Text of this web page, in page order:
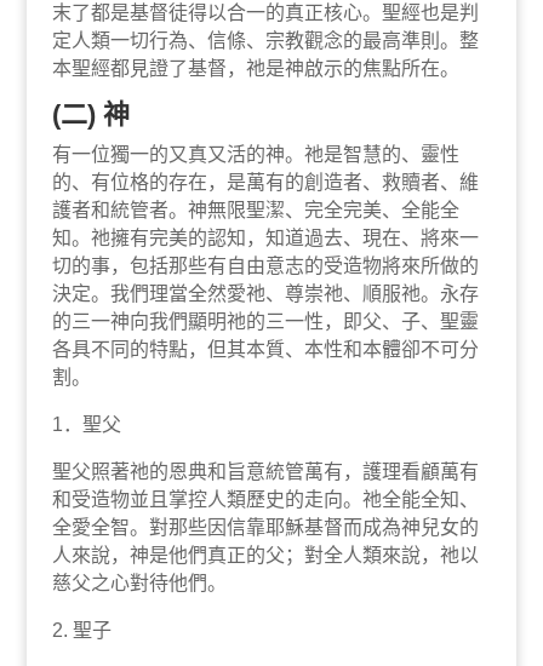
末了都是基督徒得以合一的真正核心。聖經也是判
定人類一切行為、信條、宗教觀念的最高準則。整
本聖經都見證了基督，祂是神啟示的焦點所在。
(二) 神
有一位獨一的又真又活的神。祂是智慧的、靈性
的、有位格的存在，是萬有的創造者、救贖者、維
護者和統管者。神無限聖潔、完全完美、全能全
知。祂擁有完美的認知，知道過去、現在、將來一
切的事，包括那些有自由意志的受造物將來所做的
決定。我們理當全然愛祂、尊崇祂、順服祂。永存
的三一神向我們顯明祂的三一性，即父、子、聖靈
各具不同的特點，但其本質、本性和本體卻不可分
割。
1．聖父
聖父照著祂的恩典和旨意統管萬有，護理看顧萬有
和受造物並且掌控人類歷史的走向。祂全能全知、
全愛全智。對那些因信靠耶穌基督而成為神兒女的
人來說，神是他們真正的父；對全人類來說，祂以
慈父之心對待他們。
2. 聖子